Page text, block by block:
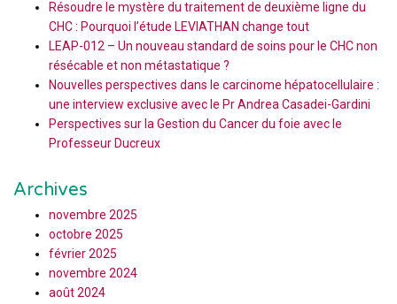
Résoudre le mystère du traitement de deuxième ligne du
CHC : Pourquoi l’étude LEVIATHAN change tout
LEAP-012 – Un nouveau standard de soins pour le CHC non
résécable et non métastatique ?
Nouvelles perspectives dans le carcinome hépatocellulaire :
une interview exclusive avec le Pr Andrea Casadei-Gardini
Perspectives sur la Gestion du Cancer du foie avec le
Professeur Ducreux
Archives
novembre 2025
octobre 2025
février 2025
novembre 2024
août 2024